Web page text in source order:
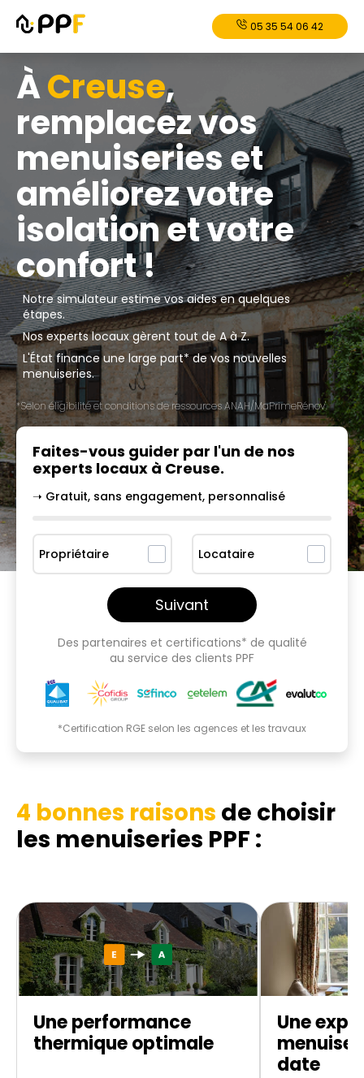
05 35 54 06 42
ÀCreuse,
remplacez vos
menuiseries et
améliorez votre
isolation et votre
confort !
Notre simulateur estime vos aides en quelques
étapes.
Nos experts locaux gèrent tout de A à Z.
L'État finance une large part* de vos nouvelles
menuiseries.
*Selon éligibilité et conditions de ressources ANAH/MaPrimeRénov'.
Faites-vous guider par l'un de nos
experts locaux à Creuse.
➝ Gratuit, sans engagement, personnalisé
Propriétaire Locataire
Suivant
Des partenaires et certifications* de qualité
au service des clients PPF
*Certification RGE selon les agences et les travaux
4 bonnes raisons de choisir
les menuiseries PPF :
Une performance
thermique optimale
Une
date